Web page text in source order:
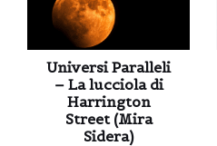
Universi Paralleli
– La lucciola di
Harrington
Street (Mira
Sidera)